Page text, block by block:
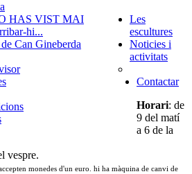
HAS VIST MAI
hi...
Can Gineberda
Les
escultures
Noticies i
activitats
Contactar
Horari: de
9 del matí
a 6 de la
vespre.
monedes d'un euro. hi ha màquina de canvi de